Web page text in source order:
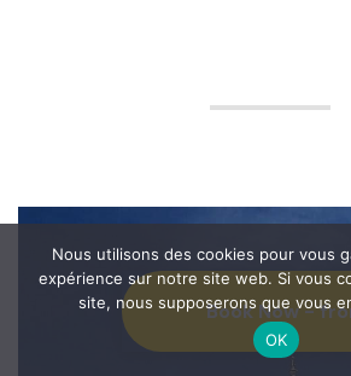
Book Now -
Nous utilisons des cookies pour vous
expérience sur notre site web. Si vous
site, nous supposerons que vous
OK